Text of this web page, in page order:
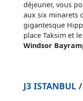
déjeuner, vous
aux six minarets
gigantesque
place Taksim et
Windsor
J3 ISTANBUL